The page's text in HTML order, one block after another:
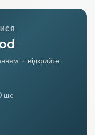
— відкрийте
ще